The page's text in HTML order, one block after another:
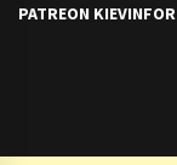
PATREON